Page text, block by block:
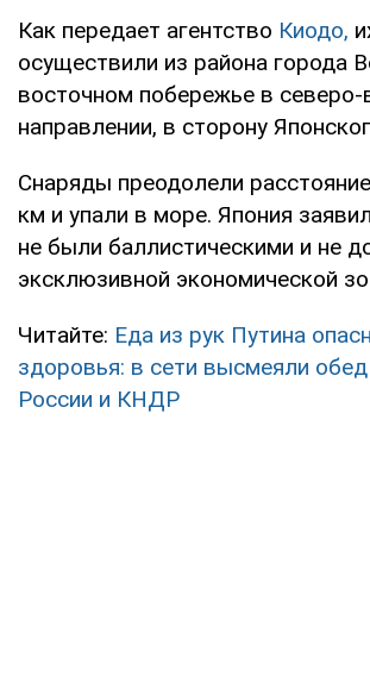
Как передает агентство Киодо,
осуществили из района города
восточном побережье в
направлении, в сторону
Снаряды преодолели
км и упали в море. Япония
не были баллистическими и не
эксклюзивной экономической
Читайте: Еда из рук Путина
здоровья: в сети высмеяли
России и КНДР